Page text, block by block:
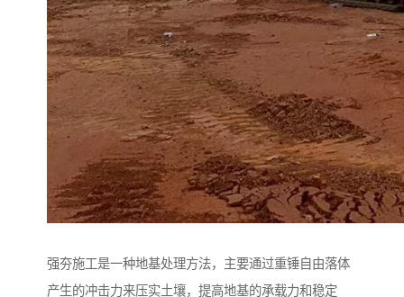
强夯施工是一种地基处理方法，主要通过重锤自由落体
产生的冲击力来压实土壤，提高地基的承载力和稳定